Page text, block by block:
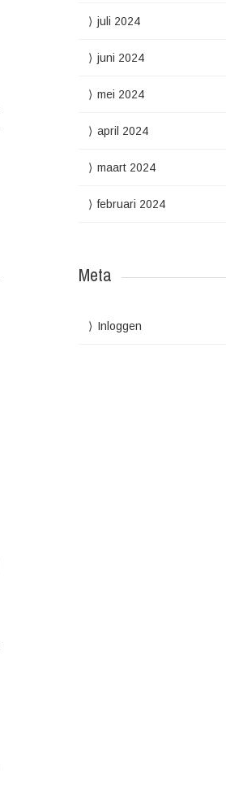
juli 2024
juni 2024
mei 2024
april 2024
maart 2024
februari 2024
Meta
Inloggen